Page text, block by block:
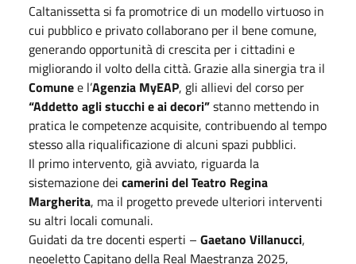
Caltanissetta si fa promotrice di un modello virtuoso in
cui pubblico e privato collaborano per il bene comune,
generando opportunità di crescita per i cittadini e
migliorando il volto della città. Grazie alla sinergia tra il
Comunee l’Agenzia MyEAP, gli allievi del corso per
“Addetto agli stucchi e ai decori”stanno mettendo in
pratica le competenze acquisite, contribuendo al tempo
stesso alla riqualificazione di alcuni spazi pubblici.
Il primo intervento, già avviato, riguarda la
sistemazione dei camerini del Teatro Regina
Margherita, ma il progetto prevede ulteriori interventi
su altri locali comunali.
Guidati da tre docenti esperti – Gaetano Villanucci,
neoeletto Capitano della Real Maestranza 2025,